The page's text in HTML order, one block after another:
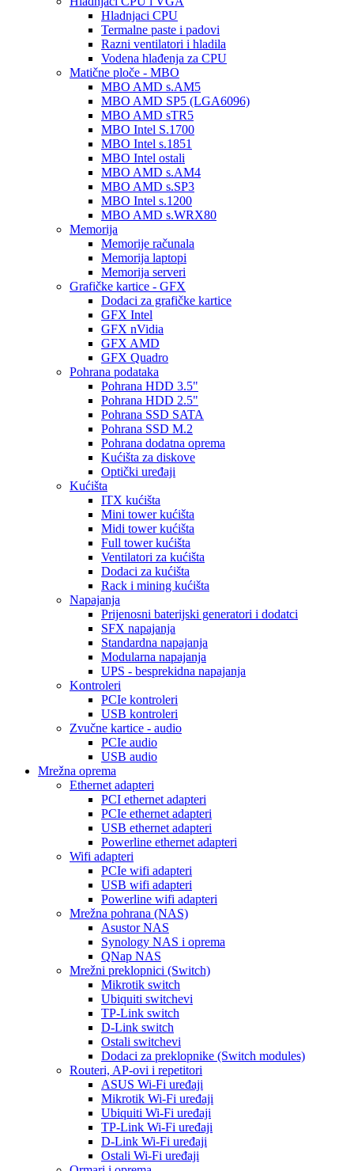
Hladnjaci CPU
Termalne paste i padovi
Razni ventilatori i hladila
Vodena hlađenja za CPU
Matične ploče - MBO
MBO AMD s.AM5
MBO AMD SP5 (LGA6096)
MBO AMD sTR5
MBO Intel S.1700
MBO Intel s.1851
MBO Intel ostali
MBO AMD s.AM4
MBO AMD s.SP3
MBO Intel s.1200
MBO AMD s.WRX80
Memorija
Memorije računala
Memorija laptopi
Memorija serveri
Grafičke kartice - GFX
Dodaci za grafičke kartice
GFX Intel
GFX nVidia
GFX AMD
GFX Quadro
Pohrana podataka
Pohrana HDD 3.5"
Pohrana HDD 2.5"
Pohrana SSD SATA
Pohrana SSD M.2
Pohrana dodatna oprema
Kućišta za diskove
Optički uređaji
Kućišta
ITX kućišta
Mini tower kućišta
Midi tower kućišta
Full tower kućišta
Ventilatori za kućišta
Dodaci za kućišta
Rack i mining kućišta
Napajanja
Prijenosni baterijski generatori i dodatci
SFX napajanja
Standardna napajanja
Modularna napajanja
UPS - besprekidna napajanja
Kontroleri
PCIe kontroleri
USB kontroleri
Zvučne kartice - audio
PCIe audio
USB audio
Mrežna oprema
Ethernet adapteri
PCI ethernet adapteri
PCIe ethernet adapteri
USB ethernet adapteri
Powerline ethernet adapteri
Wifi adapteri
PCIe wifi adapteri
USB wifi adapteri
Powerline wifi adapteri
Mrežna pohrana (NAS)
Asustor NAS
Synology NAS i oprema
QNap NAS
Mrežni preklopnici (Switch)
Mikrotik switch
Ubiquiti switchevi
TP-Link switch
D-Link switch
Ostali switchevi
Dodaci za preklopnike (Switch modules)
Routeri, AP-ovi i repetitori
ASUS Wi-Fi uređaji
Mikrotik Wi-Fi uređaji
Ubiquiti Wi-Fi uređaji
TP-Link Wi-Fi uređaji
D-Link Wi-Fi uređaji
Ostali Wi-Fi uređaji